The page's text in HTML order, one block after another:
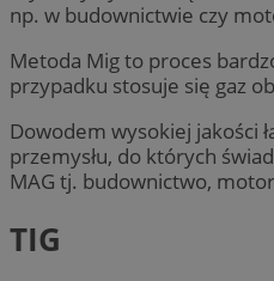
np. w budownictwie czy
Metoda Mig to proces
przypadku stosuje się gaz
Dowodem wysokiej jakości
przemysłu, do których
MAG tj. budownictwo,
TIG